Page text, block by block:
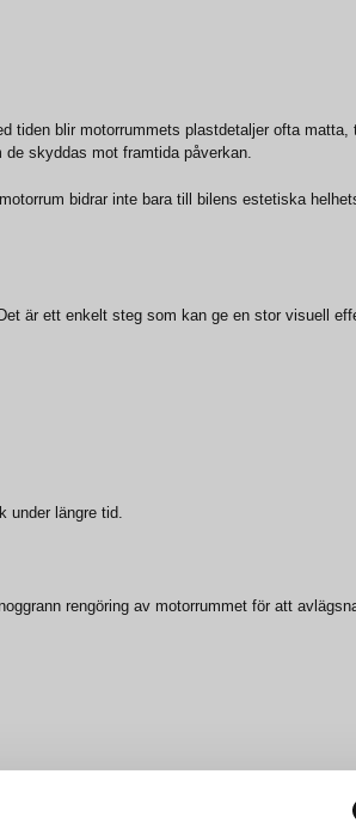
blir motorrummets plastdetaljer ofta matta,
skyddas mot framtida påverkan.
bidrar inte bara till bilens estetiska
är ett enkelt steg som kan ge en stor visuell
under längre tid.
rengöring av motorrummet för att
och värme.